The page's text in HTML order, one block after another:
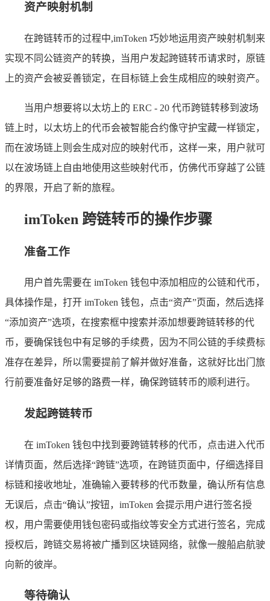
资产映射机制
在跨链转币的过程中,imToken 巧妙地运用资产映射机制来
实现不同公链资产的转换，当用户发起跨链转币请求时，原链
上的资产会被妥善锁定，在目标链上会生成相应的映射资产。
当用户想要将以太坊上的 ERC - 20 代币跨链转移到波场
链上时，以太坊上的代币会被智能合约像守护宝藏一样锁定，
而在波场链上则会生成对应的映射代币，这样一来，用户就可
以在波场链上自由地使用这些映射代币，仿佛代币穿越了公链
的界限，开启了新的旅程。
imToken 跨链转币的操作步骤
准备工作
用户首先需要在 imToken 钱包中添加相应的公链和代币，
具体操作是，打开 imToken 钱包，点击“资产”页面，然后选择
“添加资产”选项，在搜索框中搜索并添加想要跨链转移的代
币，要确保钱包中有足够的手续费，因为不同公链的手续费标
准存在差异，所以需要提前了解并做好准备，这就好比出门旅
行前要准备好足够的路费一样，确保跨链转币的顺利进行。
发起跨链转币
在 imToken 钱包中找到要跨链转移的代币，点击进入代币
详情页面，然后选择“跨链”选项，在跨链页面中，仔细选择目
标链和接收地址，准确输入要转移的代币数量，确认所有信息
无误后，点击“确认”按钮，imToken 会提示用户进行签名授
权，用户需要使用钱包密码或指纹等安全方式进行签名，完成
授权后，跨链交易将被广播到区块链网络，就像一艘船启航驶
向新的彼岸。
等待确认